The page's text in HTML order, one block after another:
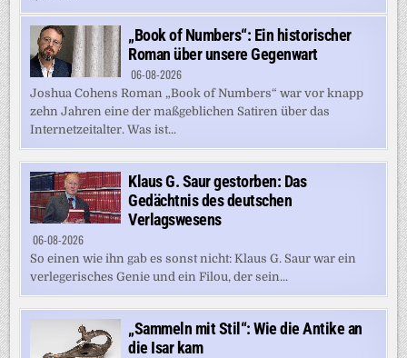
„Book of Numbers“: Ein historischer
Roman über unsere Gegenwart
06-08-2026
Joshua Cohens Roman „Book of Numbers“ war vor knapp
zehn Jahren eine der maßgeblichen Satiren über das
Internetzeitalter. Was ist...
Klaus G. Saur gestorben: Das
Gedächtnis des deutschen
Verlagswesens
06-08-2026
So einen wie ihn gab es sonst nicht: Klaus G. Saur war ein
verlegerisches Genie und ein Filou, der sein...
„Sammeln mit Stil“: Wie die Antike an
die Isar kam